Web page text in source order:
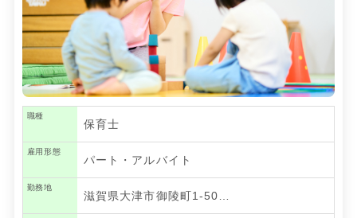
職種
保育士
雇用形態
パート・アルバイト
勤務地
滋賀県大津市御陵町1-50…